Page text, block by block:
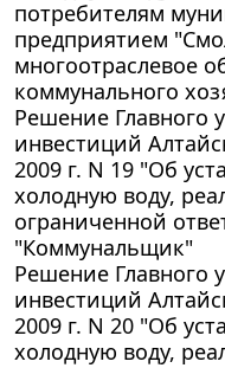
потребителям
предприятием
многоотраслевое
коммунального
Решение Главного
инвестиций
2009 г. N 19 "Об
холодную воду,
ограниченной
"Коммунальщик"
Решение Главного
инвестиций
2009 г. N 20 "Об
холодную воду,